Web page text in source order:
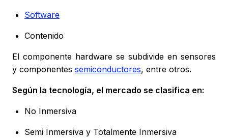
Software
Contenido
El componente hardware se subdivide en sensores
y componentes semiconductores, entre otros.
Según la tecnología, el mercado se clasifica en:
No Inmersiva
Semi Inmersiva y Totalmente Inmersiva